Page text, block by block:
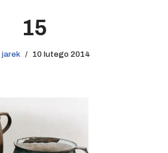
15
jarek 10 lutego 2014